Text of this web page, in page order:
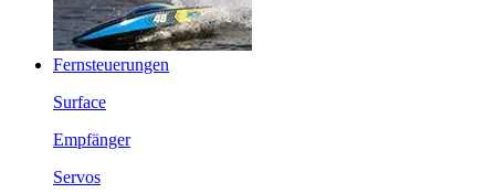
Fernsteuerungen
Surface
Empfänger
Servos